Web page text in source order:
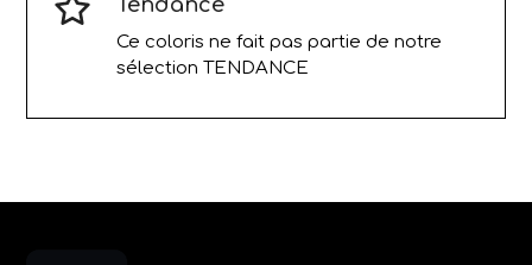
Tendance
Ce coloris ne fait pas partie de notre
sélection TENDANCE